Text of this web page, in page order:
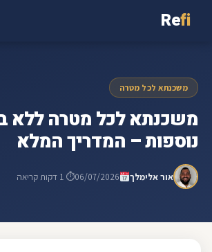
Refi
משכנתא לכל מטרה
משכנתא לכל מטרה ללא
נוספות – המדריך המלא
אור אלימלך 06/07/2026⏱ 1 דקות קריאה